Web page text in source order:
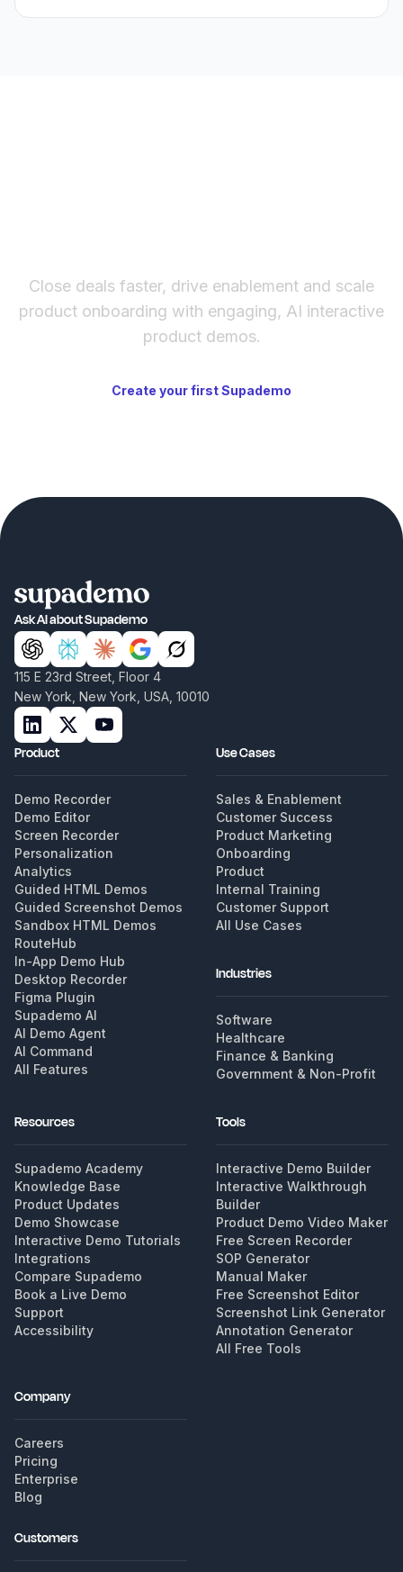
Close deals faster, drive enablement and scale
product onboarding with engaging, AI interactive
product demos.
Create your first Supademo
Ask AI about Supademo
115 E 23rd Street, Floor 4
New York, New York, USA, 10010
Product
Demo Recorder
Demo Editor
Screen Recorder
Personalization
Analytics
Guided HTML Demos
Guided Screenshot Demos
Sandbox HTML Demos
RouteHub
In-App Demo Hub
Desktop Recorder
Figma Plugin
Supademo AI
AI Demo Agent
AI Command
All Features
Use Cases
Sales & Enablement
Customer Success
Product Marketing
Onboarding
Product
Internal Training
Customer Support
All Use Cases
Industries
Software
Healthcare
Finance & Banking
Government & Non-Profit
Resources
Supademo Academy
Knowledge Base
Product Updates
Demo Showcase
Interactive Demo Tutorials
Integrations
Compare Supademo
Book a Live Demo
Support
Accessibility
Tools
Interactive Demo Builder
Interactive Walkthrough
Builder
Product Demo Video Maker
Free Screen Recorder
SOP Generator
Manual Maker
Free Screenshot Editor
Screenshot Link Generator
Annotation Generator
All Free Tools
Company
Careers
Pricing
Enterprise
Blog
Customers